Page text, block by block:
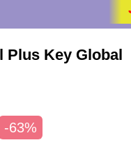
Plus Key Global
-63%